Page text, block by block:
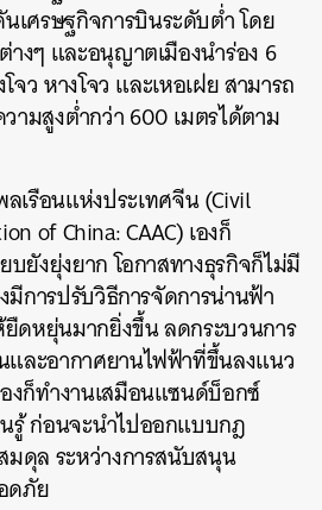
ศรษฐกิจการบินระดับต่ำ โดย
างๆ และอนุญาตเมืองนำร่อง 6
จว หางโจว และเหอเฝย สามารถ
ามสูงต่ำกว่า 600 เมตรได้ตาม
เรือนแห่งประเทศจีน (Civil
of China: CAAC) เองก็
บยังยุ่งยาก โอกาสทางธุรกิจก็ไม่มี
มีการปรับวิธีการจัดการน่านฟ้า
ดหยุ่นมากยิ่งขึ้น ลดกระบวนการ
และอากาศยานไฟฟ้าที่ขึ้นลงแนว
งก็ทำงานเสมือนแซนด์บ็อกซ์
รู้ ก่อนจะนำไปออกแบบกฎ
มดุล ระหว่างการสนับสนุน
ดภัย